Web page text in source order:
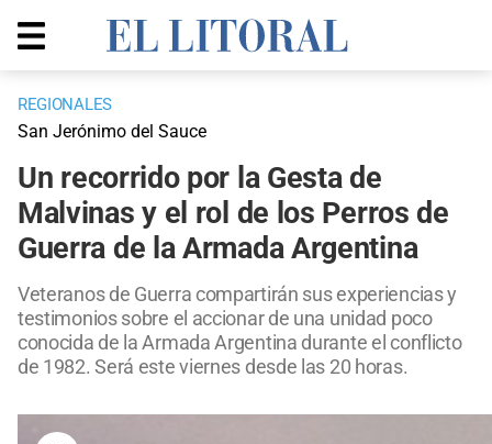
REGIONALES
San Jerónimo del Sauce
Un recorrido por la Gesta de
Malvinas y el rol de los Perros de
Guerra de la Armada Argentina
Veteranos de Guerra compartirán sus experiencias y
testimonios sobre el accionar de una unidad poco
conocida de la Armada Argentina durante el conflicto
de 1982. Será este viernes desde las 20 horas.